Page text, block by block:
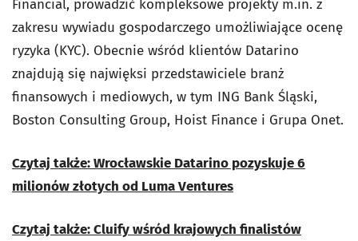
Financial, prowadzić kompleksowe projekty m.in. z
zakresu wywiadu gospodarczego umożliwiające ocenę
ryzyka (KYC). Obecnie wśród klientów Datarino
znajdują się najwięksi przedstawiciele branż
finansowych i mediowych, w tym ING Bank Śląski,
Boston Consulting Group, Hoist Finance i Grupa Onet.
Czytaj także: Wrocławskie Datarino pozyskuje 6
milionów złotych od Luma Ventures
Czytaj także: Cluify wśród krajowych finalistów